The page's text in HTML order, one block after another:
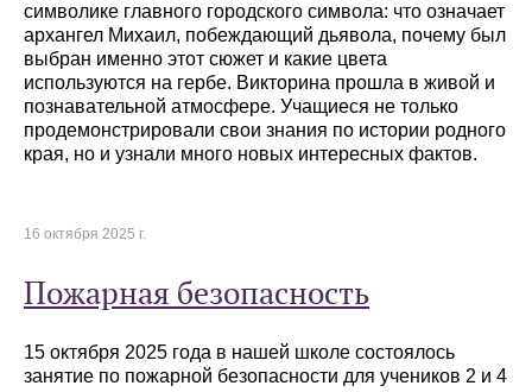
символике главного городского символа: что означает
архангел Михаил, побеждающий дьявола, почему был
выбран именно этот сюжет и какие цвета
используются на гербе. Викторина прошла в живой и
познавательной атмосфере. Учащиеся не только
продемонстрировали свои знания по истории родного
края, но и узнали много новых интересных фактов.
16 октября 2025 г.
Пожарная безопасность
15 октября 2025 года в нашей школе состоялось
занятие по пожарной безопасности для учеников 2 и 4